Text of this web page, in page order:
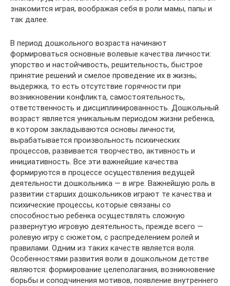
знакомится играя, воображая себя в роли мамы, папы и
так далее.
В период дошкольного возраста начинают
формироваться основные волевые качества личности:
упорство и настойчивость, решительность, быстрое
принятие решений и смелое проведение их в жизнь;
выдержка, то есть отсутствие горячности при
возникновении конфликта, самостоятельность,
ответственность и дисциплинированность. Дошкольный
возраст является уникальным периодом жизни ребенка,
в котором закладываются основы личности,
вырабатывается произвольность психических
процессов, развивается творчество, активность и
инициативность. Все эти важнейшие качества
формируются в процессе осуществления ведущей
деятельности дошкольника — в игре. Важнейшую роль в
развитии старших дошкольников играют те качества и
психические процессы, которые связаны со
способностью ребенка осуществлять сложную
развернутую игровую деятельность, прежде всего —
ролевую игру с сюжетом, с распределением ролей и
правилами. Одним из таких качеств является воля.
Особенностями развития воли в дошкольном детстве
являются: формирование целеполагания, возникновение
борьбы и соподчинения мотивов, появление внутреннего